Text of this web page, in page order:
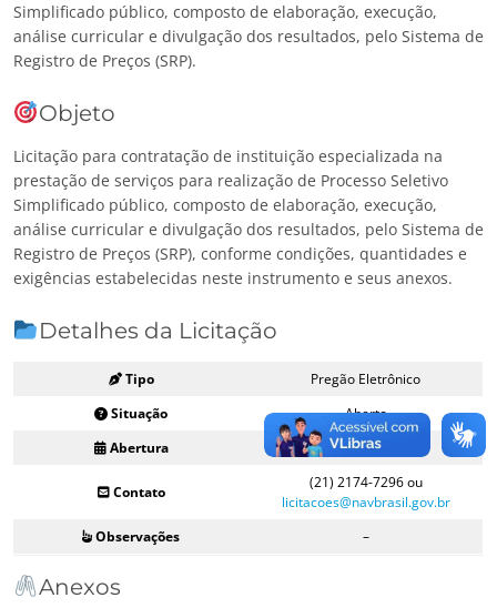
Simplificado público, composto de elaboração, execução,
análise curricular e divulgação dos resultados, pelo Sistema de
Registro de Preços (SRP).
Objeto
Licitação para contratação de instituição especializada na
prestação de serviços para realização de Processo Seletivo
Simplificado público, composto de elaboração, execução,
análise curricular e divulgação dos resultados, pelo Sistema de
Registro de Preços (SRP), conforme condições, quantidades e
exigências estabelecidas neste instrumento e seus anexos.
Detalhes da Licitação
Tipo
Pregão Eletrônico
Situação
Aberto
Abertura
15/12/2023 09:00
Contato
(21) 2174-7296 ou
licitacoes@navbrasil.gov.br
Observações
–
Anexos